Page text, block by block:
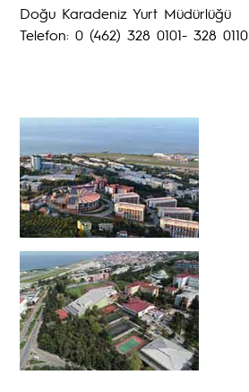
Doğu Karadeniz Yurt Müdürlüğü
Telefon: 0 (462) 328 0101- 328 0110